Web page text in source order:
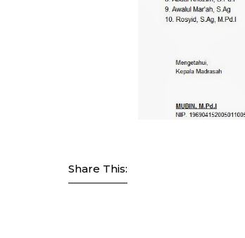
Share This: